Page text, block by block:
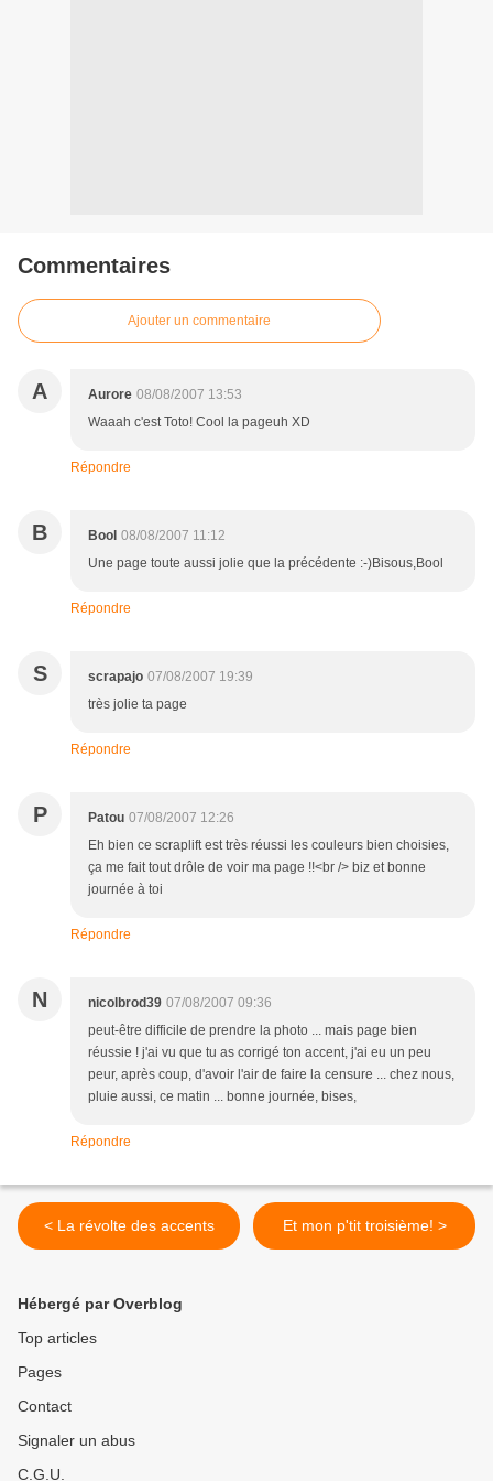
Commentaires
Ajouter un commentaire
A Aurore 08/08/2007 13:53
Waaah c'est Toto! Cool la pageuh XD
Répondre
B Bool 08/08/2007 11:12
Une page toute aussi jolie que la précédente :-)Bisous,Bool
Répondre
S scrapajo 07/08/2007 19:39
très jolie ta page
Répondre
P Patou 07/08/2007 12:26
Eh bien ce scraplift est très réussi les couleurs bien choisies,
ça me fait tout drôle de voir ma page !!<br /> biz et bonne
journée à toi
Répondre
N nicolbrod39 07/08/2007 09:36
peut-être difficile de prendre la photo ... mais page bien
réussie ! j'ai vu que tu as corrigé ton accent, j'ai eu un peu
peur, après coup, d'avoir l'air de faire la censure ... chez nous,
pluie aussi, ce matin ... bonne journée, bises,
Répondre
< La révolte des accents Et mon p'tit troisième! >
Hébergé par Overblog
Top articles
Pages
Contact
Signaler un abus
C.G.U.